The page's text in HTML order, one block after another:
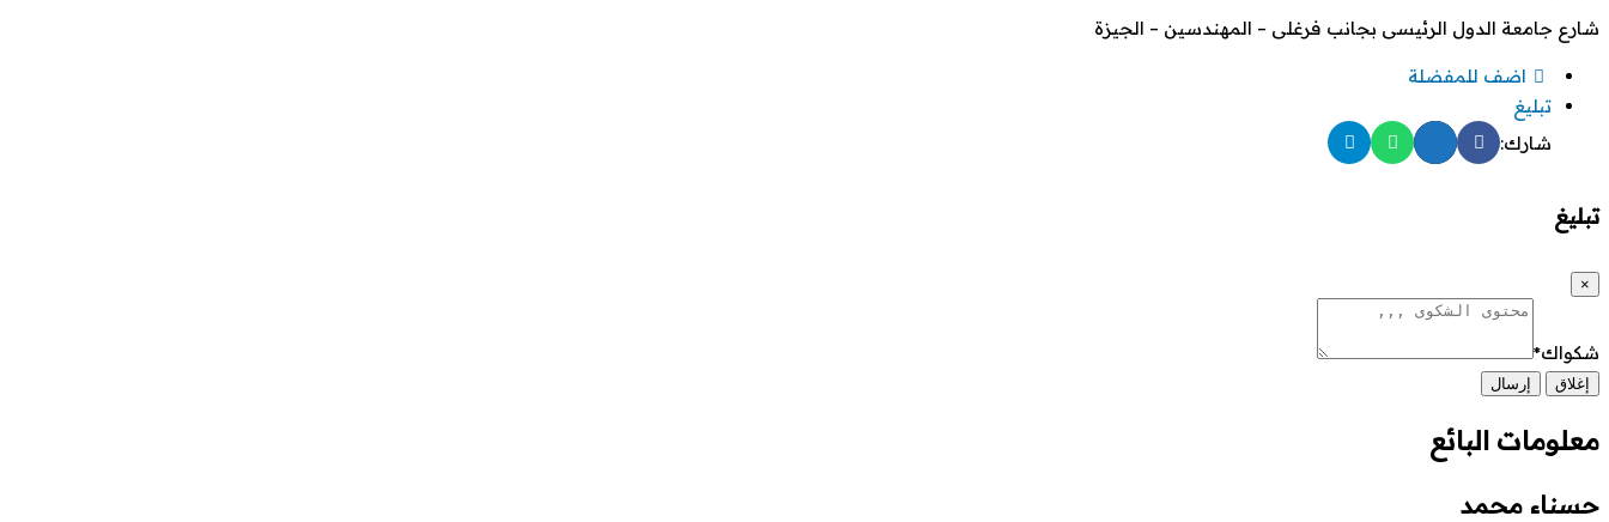
شارع جامعة الدول الرئيسى بجانب فرغلى – المهندسين – الجيزة
اضف للمفضلة
تبليغ
شارك:
تبليغ
×
شكواك*
إغلاق إرسال
معلومات البائع
حسناء محمد